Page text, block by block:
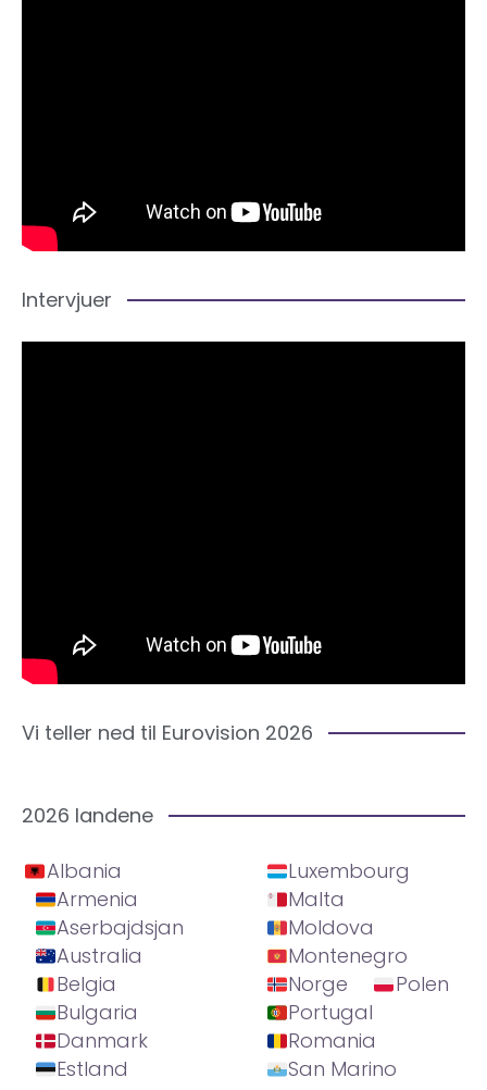
Intervjuer
Vi teller ned til Eurovision 2026
2026 landene
Albania
Armenia
Aserbajdsjan
Australia
Belgia
Bulgaria
Danmark
Estland
Luxembourg
Malta
Moldova
Montenegro
Norge
Polen
Portugal
Romania
San Marino